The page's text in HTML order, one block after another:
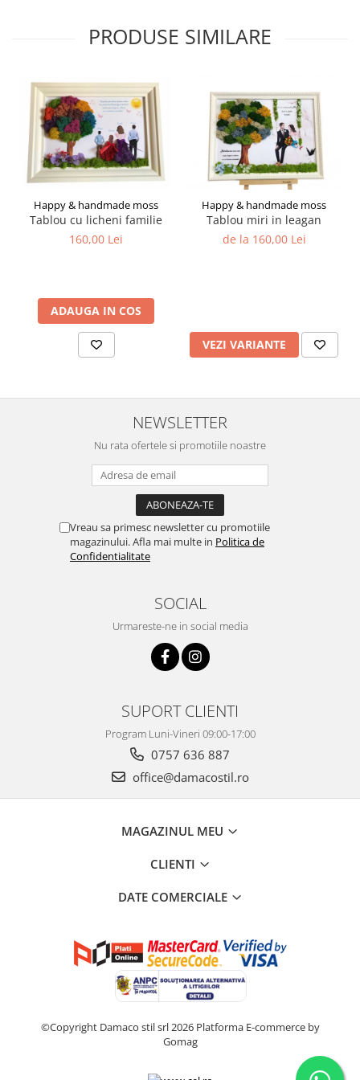
PRODUSE SIMILARE
Happy & handmade moss
Tablou cu licheni familie
160,00 Lei
ADAUGA IN COS
Happy & handmade moss
Tablou miri in leagan
de la 160,00 Lei
VEZI VARIANTE
NEWSLETTER
Nu rata ofertele si promotiile noastre
Vreau sa primesc newsletter cu promotiile
magazinului. Afla mai multe in Politica de
Confidentialitate
SOCIAL
Urmareste-ne in social media
SUPORT CLIENTI
Program Luni-Vineri 09:00-17:00
0757 636 887
office@damacostil.ro
MAGAZINUL MEU
CLIENTI
DATE COMERCIALE
©Copyright Damaco stil srl 2026 Platforma E-commerce by
Gomag